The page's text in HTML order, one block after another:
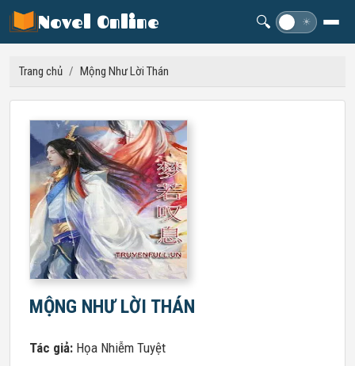
Novel Online 🔍 ☀
Trang chủ / Mộng Như Lời Thán
MỘNG NHƯ LỜI THÁN
Tác giả: Họa Nhiễm Tuyệt